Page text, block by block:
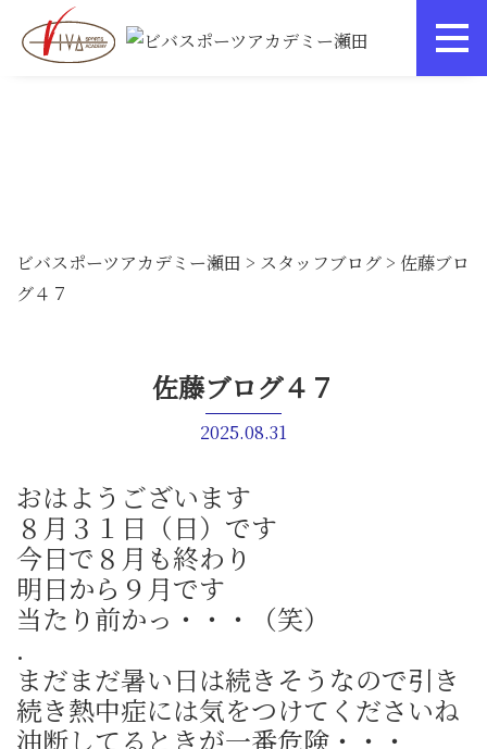
ビバスポーツアカデミー瀬田 > スタッフブログ > 佐藤ブロ
グ４７
佐藤ブログ４７
2025.08.31
おはようございます
８月３１日（日）です
今日で８月も終わり
明日から９月です
当たり前かっ・・・（笑）
.
まだまだ暑い日は続きそうなので引き
続き熱中症には気をつけてくださいね
油断してるときが一番危険・・・